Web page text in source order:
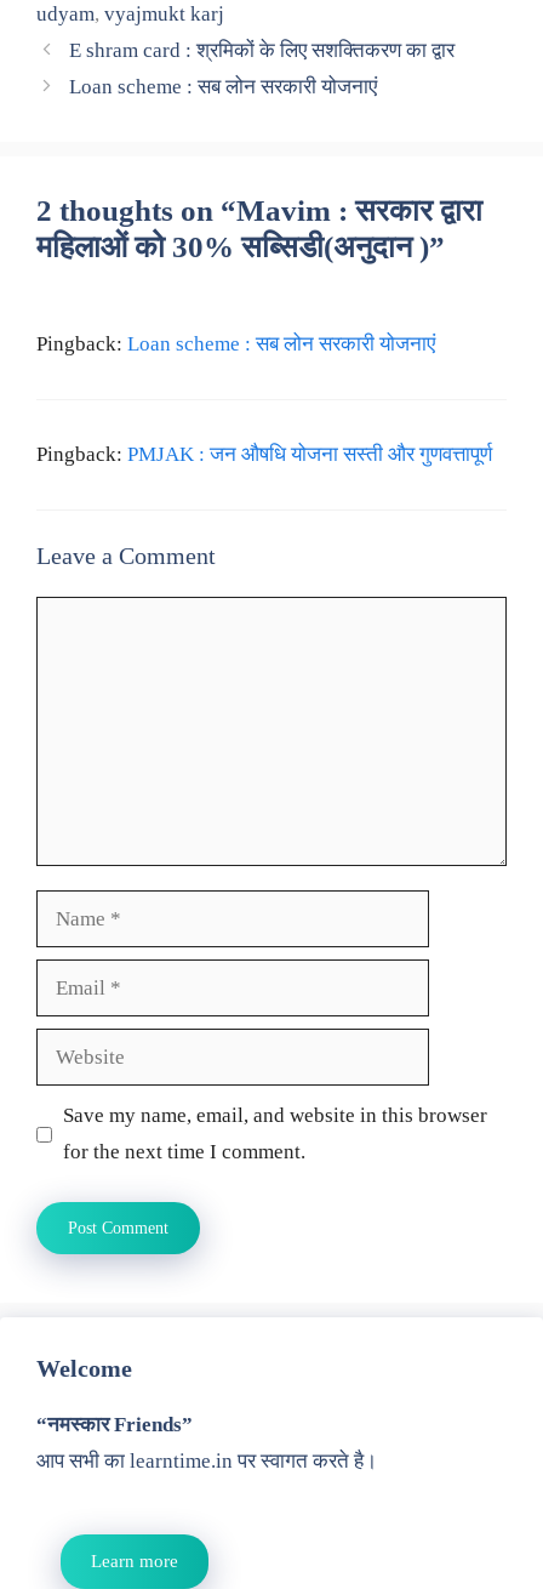
udyam, vyajmukt karj
E shram card : श्रमिकों के लिए सशक्तिकरण का द्वार
Loan scheme : सब लोन सरकारी योजनाएं
2 thoughts on “Mavim : सरकार द्वारा
महिलाओं को 30% सब्सिडी(अनुदान )”
Pingback: Loan scheme : सब लोन सरकारी योजनाएं
Pingback: PMJAK : जन औषधि योजना सस्ती और गुणवत्तापूर्ण
Leave a Comment
Name
Email
Website
Save my name, email, and website in this browser
for the next time I comment.
Welcome
“नमस्कार Friends”
आप सभी का learntime.in पर स्वागत करते है।
Learn more